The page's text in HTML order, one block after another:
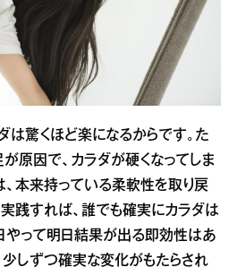
は驚くほど楽になるからです。た
原因で、カラダが硬くなってしま
、本来持っている柔軟性を取り戻
践すれば、誰でも確実にカラダは
やって明日結果が出る即効性はあ
少しずつ確実な変化がもたらされ